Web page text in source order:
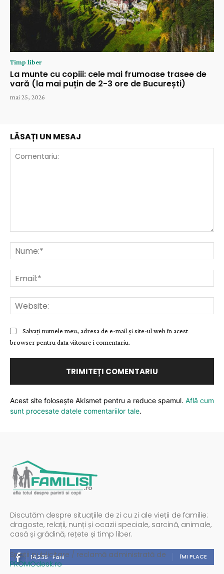
Timp liber
La munte cu copiii: cele mai frumoase trasee de
vară (la mai puțin de 2-3 ore de București)
mai 25, 2026
LĂSAȚI UN MESAJ
Salvați numele meu, adresa de e-mail și site-ul web în acest
browser pentru data viitoare i comentariu.
Acest site folosește Akismet pentru a reduce spamul. Află cum
sunt procesate datele comentariilor tale.
Discutăm despre situațiile de zi cu zi ale vieții de familie:
dragoste, relații, nunți și ocazii speciale, sarcină, animale,
casă și grădină, rețete și timp liber.
14,235 Fani ÎMI PLACE
Spații publicitare / reclamă administrată de
PROMOdesk.ro